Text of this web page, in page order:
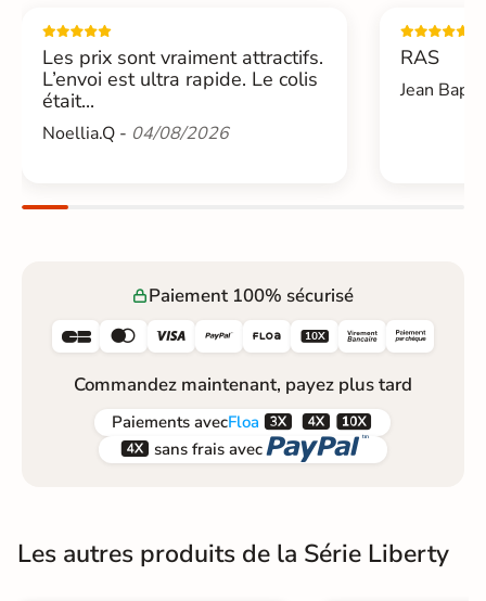
Les prix sont vraiment attractifs.
L’envoi est ultra rapide. Le colis
était...
Noellia.Q - 04/08/2026
RAS
Jean
Paiement 100% sécurisé
     
Commandez maintenant, payez plus tard
Paiements avecFloa  
 sans frais avec 
Les autres produits de la Série Liberty